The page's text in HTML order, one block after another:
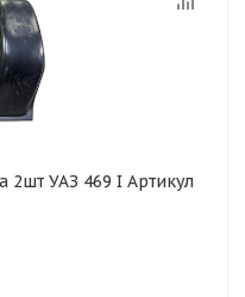
2шт УАЗ 469 I Артикул